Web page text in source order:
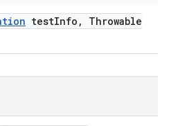
testInfo ,
Throwable